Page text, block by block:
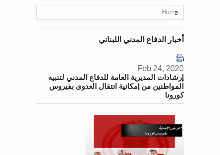
Home
أخبار الدفاع المدني اللبناني
Feb 24, 2020
إرشادات المديرية العامة للدفاع المدني لتنبيه
المواطنين من إمكانية انتقال العدوى بفيروس
كورونا